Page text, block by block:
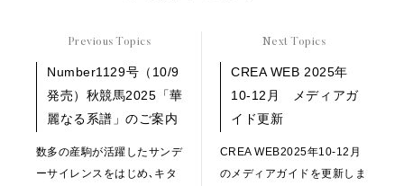
Previous Topics
Number1129号（10/9
発売）秋競馬2025「華
麗なる系譜」のご案内
数多の産駒が活躍したサンデ
ーサイレンスをはじめ､キタ
Next Topics
CREA WEB 2025年
10-12月 メディアガ
イド更新
CREA WEB2025年10-12月
のメディアガイドを更新しま